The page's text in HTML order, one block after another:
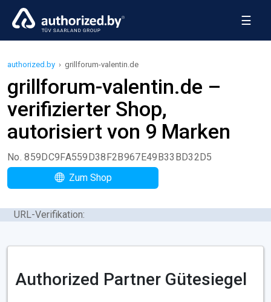
☰
authorized.by › grillforum-valentin.de
grillforum-valentin.de –
verifizierter Shop,
autorisiert von 9 Marken
No. 859DC9FA559D38F2B967E49B33BD32D5
Zum Shop
URL-Verifikation:
Authorized Partner Gütesiegel